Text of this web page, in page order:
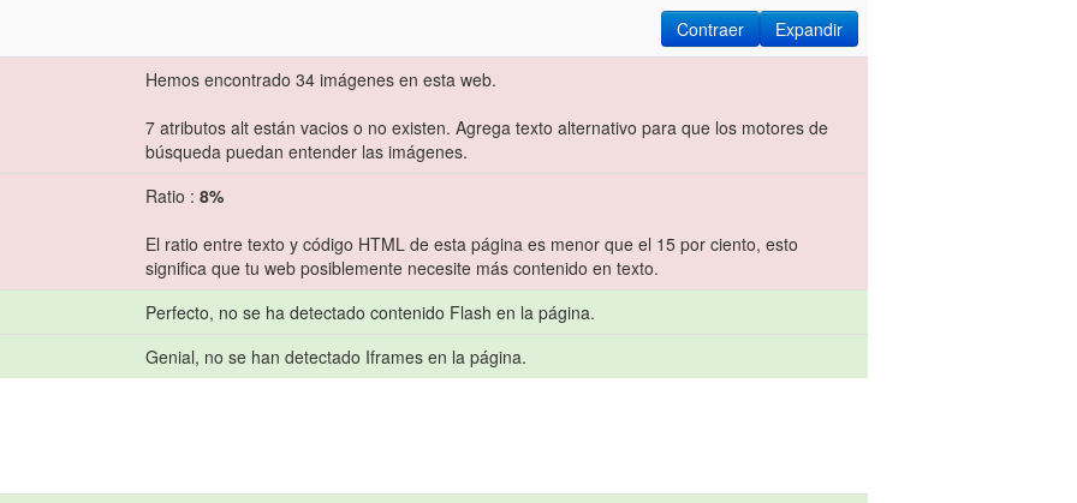
Expandir
Contraer
Hemos encontrado 34 imágenes en esta web.
7 atributos alt están vacios o no existen. Agrega texto alternativo para que los motores de
búsqueda puedan entender las imágenes.
Ratio : 8%
El ratio entre texto y código HTML de esta página es menor que el 15 por ciento, esto
significa que tu web posiblemente necesite más contenido en texto.
Perfecto, no se ha detectado contenido Flash en la página.
Genial, no se han detectado Iframes en la página.